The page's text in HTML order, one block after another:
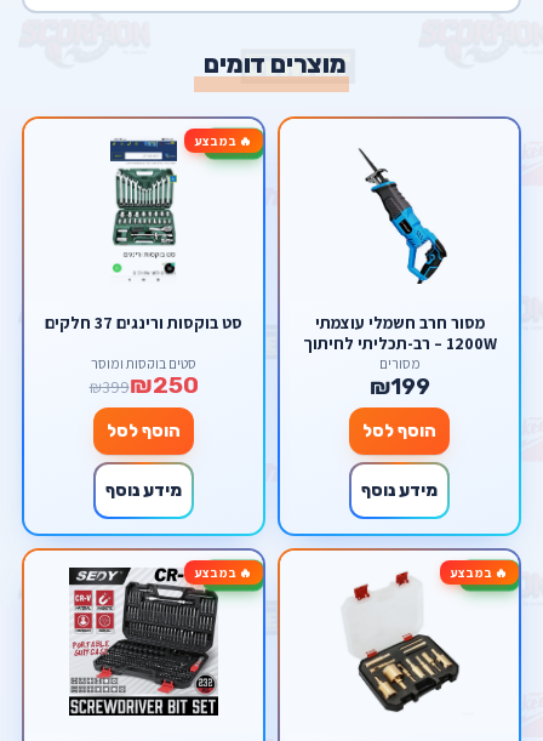
מוצרים דומים
מסור חרב חשמלי עוצמתי
1200W – רב-תכליתי לחיתוך
סל"ד) מבית סקורפיון
מסורים
₪199
הוסף לסל
מידע נוסף
🔥 במבצע-37%
סט בוקסות ורינגים 37 חלקים
סטים בוקסות ומוסך
₪250
₪399
הוסף לסל
מידע נוסף
🔥 במבצע-78% 🔥 במבצע-60%